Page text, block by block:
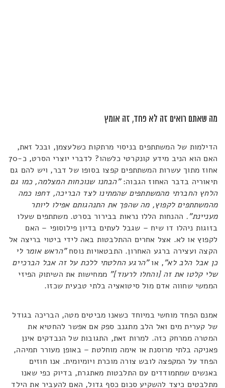
מה שאתם רואים זה לא פחד, זה אומץ
הדילמות של המשתתפים בניסוי מרתקות כשלעצמן, ובכל זאת,
האם הוא הניב מידע קונקרטי כלשהו? לדברי יוצרי הסרט, כ-70
אחוז מתוך עשרות המשתתפים קפצו בסופו של דבר, ויש להם גם
תיאוריה בדבר האחוז הגבוה:"הבחנו שנוכחות המצלמה, כמו גם
הלחץ החברתי מהמשתתפים שהמתינו לצד הבריכה, דחפו כמה
מהמשתתפים לקפוץ, מה שהפך את התנהגותם אפילו ליותר
מעניינת". ההנחות הללו נראות בבירור בסרט. משתתפים שעלו
בזוגות ניהלו דו שיח – שגבל לעתים בדיון פילוסופי – האם
לקפוץ או לא. אצל אחרים ההתלבטות באה לידי ביטוי בריצה אל
הקצה ועצירה ברגע האחרון. התבטאויות נוסח"הראש אומר לי
כן אבל הלב לא", או"הרגע החלטתי ללכת על זה אבל הברכיים
שלי קלטו את זה [והחלו לרעוד]" ממחישות את השיתוק הפיזי
הממשי שחווה אדם מול סיטואציה בלתי טבעית שכזו.
אמנם הפחד מוחשי במיוחד כשאנו מביטים מטה, הבריכה בגודל
של קערית מים ואל הלב מתגנב ספק אם אפשר להחטיא את
המטרה ממרחק כזה. למרות זאת, התגובות של הנבדקים אינן
פאניקה בלתי מרוסנת או אימה מוחלטת – באופן מעורר תמיהה,
הפחד על המקפצה לובש צורה מוכרת ויומיומית. אנו חוזים
באנשים שמתמודדים עם התלבטות מאתגרת, בדיוק כפי שאנו
מתלבטים כיצד להשקיע סכום כסף גדול, האם להעביר את הילד